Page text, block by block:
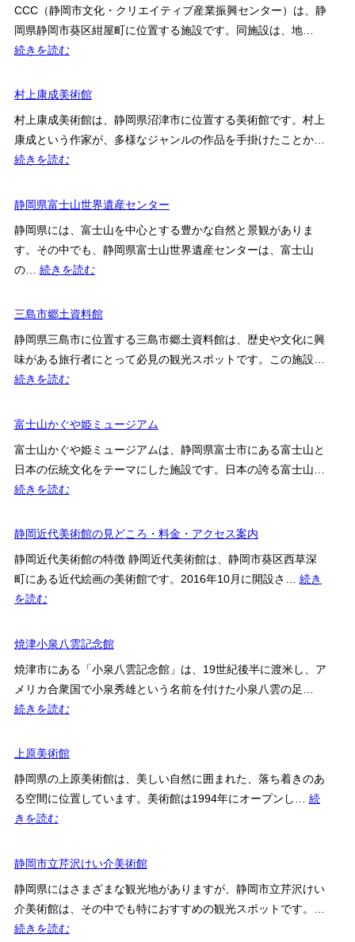
館
民
文
化
館
CCC（静岡市文化・クリエイティブ産業振興センター）は、静
岡県静岡市葵区紺屋町に位置する施設です。同施設は、地…
続きを読む:
–
岡
市
文
ク
リ
エ
イ
ィ
産
業
振
セ
ン
タ
ー
村上康成美術館
村上康成美術館は、静岡県沼津市に位置する美術館です。村上
康成という作家が、多様なジャンルの作品を手掛けたことか…
続きを読む:
上
成
美
術
静岡県富士山世界遺産センター
静岡県には、富士山を中心とする豊かな自然と景観がありま
す。その中でも、静岡県富士山世界遺産センターは、富士山
の… 続きを読む:
岡
富
士
界
遺
産
三島市郷土資料館
静岡県三島市に位置する三島市郷土資料館は、歴史や文化に興
味がある旅行者にとって必見の観光スポットです。この施設…
続きを読む:
島
郷
土
資
館
富士山かぐや姫ミュージアム
富士山かぐや姫ミュージアムは、静岡県富士市にある富士山と
日本の伝統文化をテーマにした施設です。日本の誇る富士山…
続きを読む:
士
か
ぐ
ミ
ュ
ー
ジ
静岡近代美術館の見どころ・料金・アクセス案内
静岡近代美術館の特徴 静岡近代美術館は、静岡市葵区西草深
町にある近代絵画の美術館です。2016年10月に開設さ… 続き
を読む:
岡
代
美
術
の
見
ど
こ
料
ア
ク
セ
焼津小泉八雲記念館
焼津市にある「小泉八雲記念館」は、19世紀後半に渡米し、ア
メリカ合衆国で小泉秀雄という名前を付けた小泉八雲の足…
続きを読む:
津
泉
八
念
館
上原美術館
静岡県の上原美術館は、美しい自然に囲まれた、落ち着きのあ
る空間に位置しています。美術館は1994年にオープンし… 続
きを読む:
原
術
館
静岡市立芹沢けい介美術館
静岡県にはさまざまな観光地がありますが、静岡市立芹沢けい
介美術館は、その中でも特におすすめの観光スポットです。…
続きを読む: